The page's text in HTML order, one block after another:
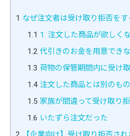
1 なぜ注文者は受け取り拒否を
1.1 1. 注文した商品が欲しく
1.2 代引きのお金を用意でき
1.3 荷物の保管期間内に受け
1.4注文した商品とは別のも
1.5 家族が間違って受け取り
1.6 いたずら注文だった